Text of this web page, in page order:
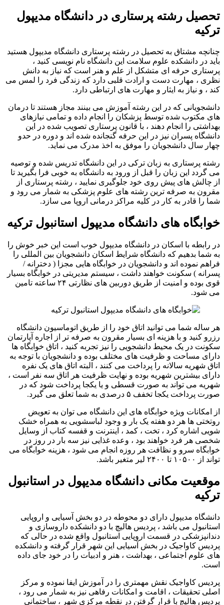
تحصیل رشته پرستاری در دانشگاه مدیپول
ترکیه
چنانچه مشتاق به تحصیل در رشته پرستاری دانشگاه مدیپول هستید
باید در دانشکده علوم سلامت این دانشگاه نام نویسی کنید ،
پرستاری حرفه ای متشکل از علم و هنر است که نیاز به دانش
نظری ، مهارت دست و ارادت قلبی دارد که زندگی فرد را لمس می
کند ، و نیاز به ایثار و مهارت های ارتباطی دارد.
دانشجویانی که در این رشته آموزش می بینند مجاز هستند تا درمان
های مکتوب شده توسط پزشکان را انجام داده و تمامی نیازهای
بهداشتی را انجام دهند ، با قانون پرستاری تصویب شده در این
دانشگاه پسران نیز در این حرفه گنجانده شده اند و دوره در حدو
چهار سال دانشجویان را موفق به اخذ مدرک می نماید.
رشته پرستاری به زبان ترکی در این دانشگاه تدریس شده و توصیه
می گردد این زبان را قبل از ورود به دانشگاه به خوبی فرا بگیرید تا
از چالش های پیش روی خود جلوگیری نمایید ، رشته پرستاری از
مقرون به صرفه ترین رشته های علوم پزشکی به شمار می رود و
شما را قادر به کار در کلیه مراکز درمانی اروپا می سازد.
خوابگاه های دانشگاه مدیپول استانبول ترکیه
در رابطه با اسکان در دانشگاه مدیپول خوب است این خبر خوش را
به شما بدهیم که دانشگاه شرایط اسکان دانشجویان بین المللی را
فراهم نموده اند و دانشجویان در خوابگاه هایی مجزا ( دخترانه /
پسرانه ) سکونت خواهند داشت ، سیستم مدیریتی در خوابگاه بسیار
قوی بوده و امنیت از طریق دوربین های نظارتی ۲۴ ساعته تامین
می شود.
هر ساله شما می توانید اتاق خود را از طریق اتوماسیون دانشگاه
رزرو کنید و با هزینه ای بسیار مقرون به صرفه تر از اجاره آپارتمان
سکونت در یک محیط دانشجویی را نیز تجربه کنید ، اتاق خوابگاه ها
دارای مساحت و ظرفیت های مختلف بوده و دانشجویان با توجه به
اتاق شهریه سالانه را پرداخت می کنند ، البته اتاق های یک نفره
دارای بیشترین شهریه بوده و نهایت ظرفیت هر اتاق سه نفر است ،
شهریه می تواند به صورت قسطی و یا یکجا پرداخت شود که در
صورت پرداخت یکجا تخفف ۵ درصدی به شما تعلق می گیرد.
از امکانات ویژه خوابگاه های این دانشگاه می توان به تعویض
روتختی ها هر دو هفته یک بار و وجود لباسشویی به همراه خشک
شویی اشاره کرد ، تخت ، کمد ، اینترنت و قفسه کتاب از وسایل
شخصی هر فرد خواهند بود ، وعده غذایی نیز سه بار در روز در
خوابگاه سرو و نظافت هر روزه انجام می شود ، هزینه خوابگاه می
تواند از ۱۰۵۰۰ تا ۲۴۰۰ لیر متغیر باشد.
موقعیت مکانی دانشگاه مدیپول در استانبول
ترکیه
دانشگاه مدیپول دارای دو محوطه در دو بخش آسیایی و اروپایی
استانبول می باشد ، پردیس هالیچ با دو دانشکده داروسازی و
دندانپزشکی در قسمت اروپایی استانبول واقع شده در حالی که
پردیس کاواجیک در بخش آسیایی این شهر قرار گرفته و دانشکده
های علوم اجتماعی ، بهداشت ، هنر و ادبیات را در خود جای داده
است.
پردیس کاواجیک نقش مهمتری را در آموزش ایفا نموده و مرکز
اصلی تحقیقات ، اقامت و امکانات رفاهی نیز به شمار می رود ،
پردیس هالیچ با قرار گرفتن در نقطه مرکزی شهر ، ساختمانی